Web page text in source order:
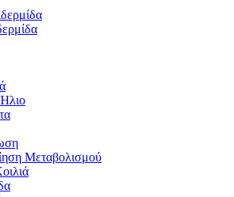
Μεταβολισμού